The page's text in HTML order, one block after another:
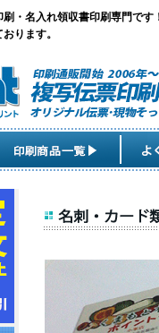
・名入れ領収書印刷専門で
ります。